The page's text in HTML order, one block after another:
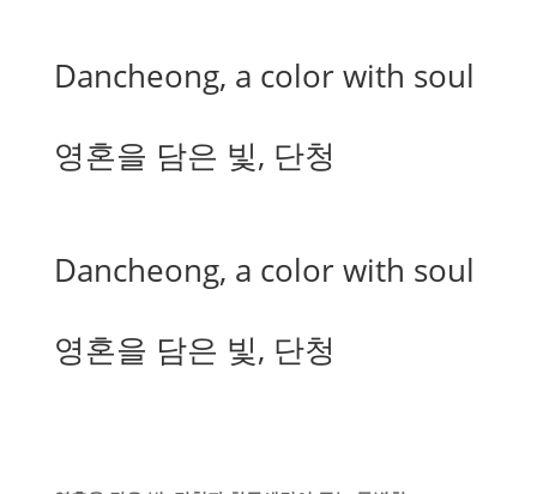
Dancheong, a color with soul
영혼을 담은 빛, 단청
Dancheong, a color with soul
영혼을 담은 빛, 단청